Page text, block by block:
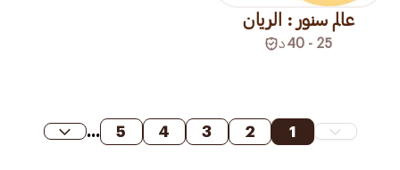
عالم سنور : الريان
25 - 40 د
1
2
3
4
5
...